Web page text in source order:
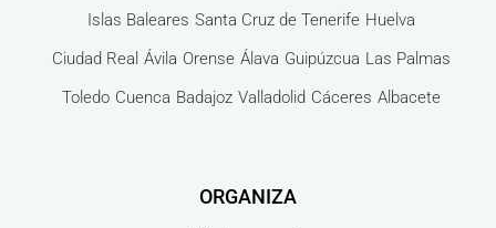
Islas Baleares Santa Cruz de Tenerife Huelva
Ciudad Real Ávila Orense Álava Guipúzcua Las Palmas
Toledo Cuenca Badajoz Valladolid Cáceres Albacete
ORGANIZA